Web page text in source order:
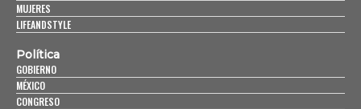
MUJERES
LIFEANDSTYLE
Política
GOBIERNO
MÉXICO
CONGRESO